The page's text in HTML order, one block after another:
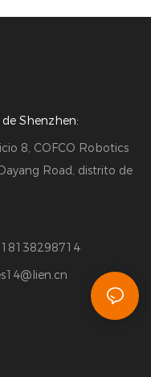
Shenzhen:
8, COFCO Robotics
Road, distrito de